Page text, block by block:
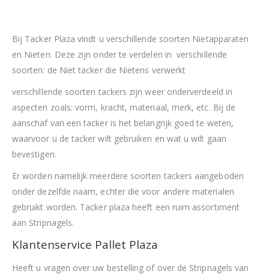
Bij Tacker Plaza vindt u verschillende soorten Nietapparaten
en Nieten. Deze zijn onder te verdelen in verschillende
soorten: de Niet tacker die Nietens verwerkt
verschillende soorten tackers zijn weer onderverdeeld in
aspecten zoals: vorm, kracht, materiaal, merk, etc. Bij de
aanschaf van een tacker is het belangrijk goed te weten,
waarvoor u de tacker wilt gebruiken en wat u wilt gaan
bevestigen.
Er worden namelijk meerdere soorten tackers aangeboden
onder dezelfde naam, echter die voor andere materialen
gebruikt worden. Tacker plaza heeft een ruim assortiment
aan Stripnagels.
Klantenservice Pallet Plaza
Heeft u vragen over uw bestelling of over de Stripnagels van